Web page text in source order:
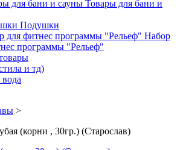
Товары для бани и
Подушки
Набор
программы "Рельеф"
и тд)
>
(корни , 30гр.) (Старослав)